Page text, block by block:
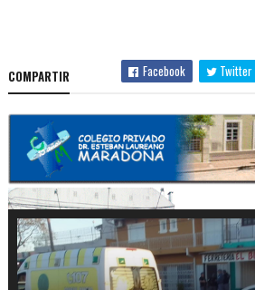
COMPARTIR Facebook Twitter